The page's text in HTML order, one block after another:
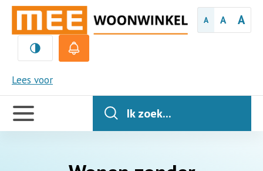
A A A
Lees voor
MEE
Handige
links
Ik zoek...